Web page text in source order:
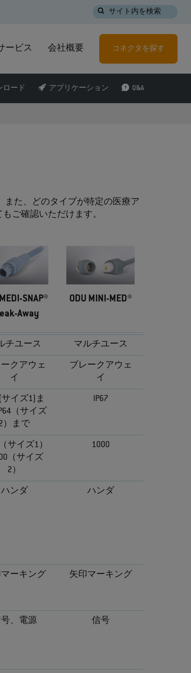
サイト内を検索
ービス 会社概要 コネクタを探す
ロード アプリケーション Q&A
また、どのタイプが特定の医療ア
ご確認いただけます。
SNAP®
Away
ODU MINI-MED®
チユース マルチユース
クアウェ
イ
ブレークアウェ
イ
サイズ1)ま
（サイズ
）まで
IP67
サイズ1）
（サイズ
2）
1000
ハンダ ハンダ
ーキング 矢印マーキング
、電源 信号